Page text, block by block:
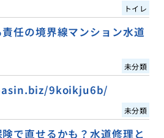
トイレ
任の境界線マンション水道
未分類
9koikju6b/
未分類
で直せるかも？水道修理と